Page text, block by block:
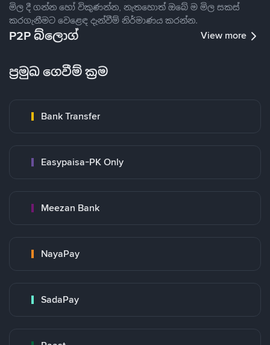
මිල දී ගන්න හෝ විකුණන්න, නැතහොත් ඔබේ ම මිල සකස්
කරගැනීමට වෙළෙඳ දැන්වීම් නිර්මාණය කරන්න.
P2P බ්ලොග් View more
ප්‍රමුඛ ගෙවීම් ක්‍රම
Bank Transfer
Easypaisa-PK Only
Meezan Bank
NayaPay
SadaPay